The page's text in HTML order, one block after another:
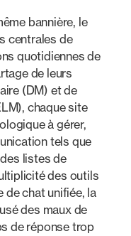
bannière, le
centrales de
quotidiennes de
de leurs
(DM) et de
chaque site
à gérer,
tels que
listes de
des outils
de chat unifiée, la
des maux de
de réponse trop